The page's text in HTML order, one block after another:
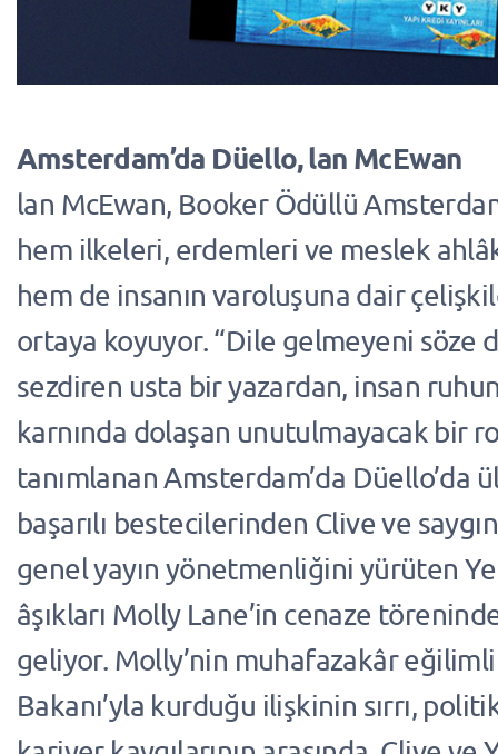
Amsterdam’da Düello, lan McEwan
lan McEwan, Booker Ödüllü
hem ilkeleri, erdemleri ve meslek
hem de insanın varoluşuna dair
ortaya koyuyor. “Dile gelmeyeni söze
sezdiren usta bir yazardan, insan
karnında dolaşan unutulmayacak bir
tanımlanan Amsterdam’da Düello’da
başarılı bestecilerinden Clive ve
genel yayın yönetmenliğini yürüten
âşıkları Molly Lane’in cenaze
geliyor. Molly’nin muhafazakâr eğilimli
Bakanı’yla kurduğu ilişkinin sırrı,